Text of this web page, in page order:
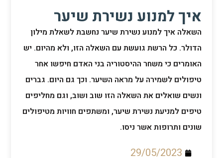
איך למנוע נשירת שיער
השאלה איך למנוע נשירת שיער נחשבת לשאלת מילון
הדולר. כל הרשת גועשת עם השאלה הזו, ולא מהיום. יש
האומרים כי משחר ההיסטוריה בני האדם חיפשו אחר
טיפולים לשמירה על מראה השיער. וכך גם היום. גברים
ונשים שואלים את השאלה הזו שוב ושוב, וגם מחליפים
טיפים למניעת נשירת שיער, ומשתפים חוויות מטיפולים
שונים ותרופות אשר ניסו.
29/05/2023